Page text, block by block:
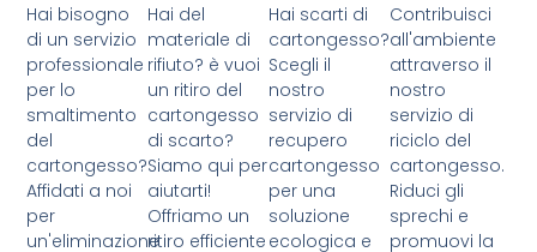
Hai bisogno
di un servizio
professionale
per lo
smaltimento
del
cartongesso?
Affidati a noi
per
un'eliminazione
Hai del
materiale di
rifiuto? è vuoi
un ritiro del
cartongesso
di scarto?
Siamo qui per
aiutarti!
Offriamo un
ritiro efficiente
Hai scarti di
cartongesso?
Scegli il
nostro
servizio di
recupero
cartongesso
per una
soluzione
ecologica e
Contribuisci
all'ambiente
attraverso il
nostro
servizio di
riciclo del
cartongesso.
Riduci gli
sprechi e
promuovi la